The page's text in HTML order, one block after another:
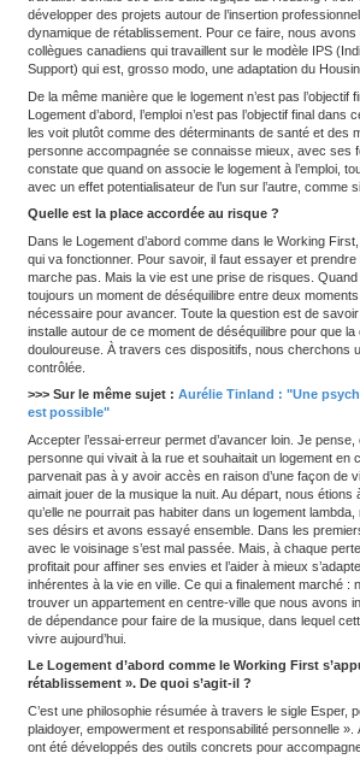
du médical et du logement qui travaillent
personnes. Auparavant, des mesures
développées, mais sans réelle
l’emploi, etc. Un chez soi d’abord est
personnes, dans une perspective de
>>> A lire aussi :Affaire Lyhanna : la
les violences sexuelles en détail
interministérielle (Logement, Santé et
Justice, Égalité femmes-hommes,
échelons au sein de la Dihal [Délégation
l’accès au logement] en conjuguant les
et travaille pourtant dans une
sans-abrisme et le mal-logement.
Dans la même lignée, vous
Pouvez-vous préciser ?
Ce n’est pas tout d’avoir un logement
est de déterminer ce qu’on fait de sa
des occupations principales de
travailler semble être une suite logique
développer des projets autour de
dynamique de rétablissement. Pour ce
collègues canadiens qui travaillent sur le
Support) qui est, grosso modo, une
De la même manière que le logement
les voit plutôt comme des déterminants
personne accompagnée se connaisse